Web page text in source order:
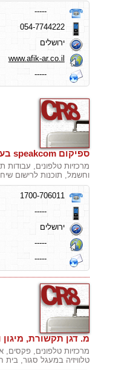
מ. דגן תקשורת, מיגון
מרכזיות טלפונים, פקסים,
טלוויזיה במעגל סגור,
ספיקום speakcom בע"מ
מרכזיות טלפונים,
וחשמל, תוכנות לרישום
1700-706011
-----
ירושלים
-----
-----
-----
054-7744222
ירושלים
www.afik-ar.co.il
-----